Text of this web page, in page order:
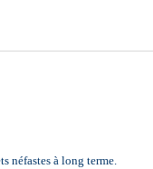
néfastes à long terme.